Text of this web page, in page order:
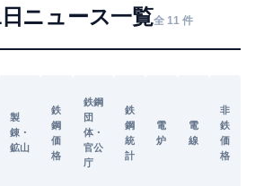
ニュース一覧全 11 件
製
錬・
鉱山
鉄
鋼
価
格
鉄鋼
団
体・
官公
庁
鉄
鋼
統
計
電
炉
電
線
非
鉄
価
格